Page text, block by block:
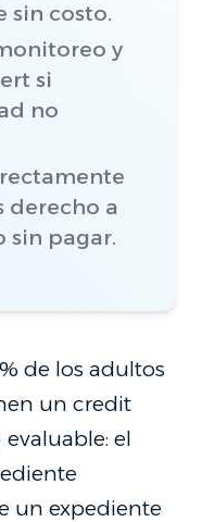
sin costo.
y
si
no
derecho a
sin pagar.
de los adultos
un credit
el
un expediente